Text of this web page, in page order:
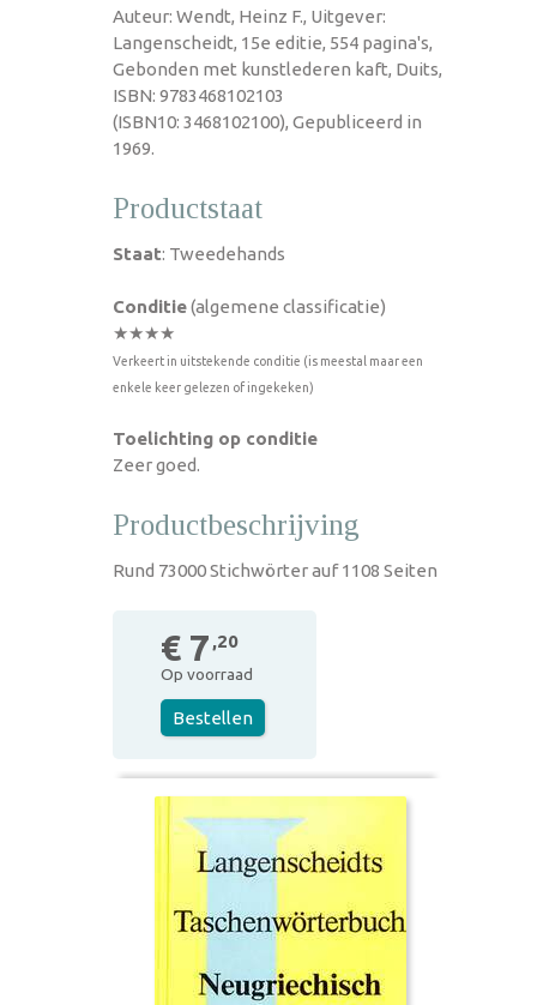
Auteur: Wendt, Heinz F., Uitgever:
Langenscheidt, 15e editie, 554 pagina's,
Gebonden met kunstlederen kaft, Duits,
ISBN: 9783468102103
(ISBN10: 3468102100), Gepubliceerd in
1969.
Productstaat
Staat: Tweedehands
Conditie(algemene classificatie)
★★★★
Verkeert in uitstekende conditie (is meestal maar een
enkele keer gelezen of ingekeken)
Toelichting op conditie
Zeer goed.
Productbeschrijving
Rund 73000 Stichwörter auf 1108 Seiten
€ 7 ,20
Op voorraad
Bestellen